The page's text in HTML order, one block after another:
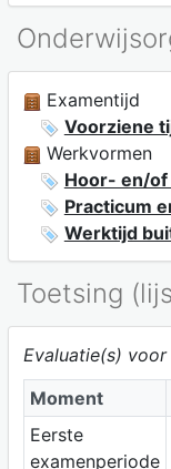
Examentijd
Voorziene
Werkvormen
Hoor- en/
Practicum
Werktijd
Toetsing
Evaluatie(s)
Moment
Eerste
examenperiode